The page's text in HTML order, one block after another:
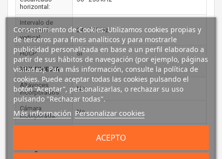
horizontal:
Intervalo de
escaneado
vertical:
24 - 240 Hz
HDCP: Si
MULTIMEDIA
Altavoces
incorporados:
No
Cámara
incorporada:
No
DISEÑO
Consentimiento de Cookies: Utilizamos cookies propias y
de terceros para fines analíticos y para mostrarle
publicidad personalizada en base a un perfil elaborado a
partir de sus hábitos de navegación (por ejemplo, páginas
visitadas). Para más información, consulte la política de
cookies. Puede aceptar todas las cookies pulsando el
botón “Aceptar”, personalizarlas, o rechazar su uso
pulsando "Rechazar todas".
Más información Personalizar cookies
ACEPTO